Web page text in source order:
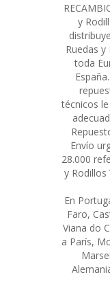
y
Ruedas y
toda
técnicos
Envío
28.000
y Rodillos
En
Faro,
Viana do
a París,